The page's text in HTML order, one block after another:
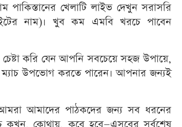
খেলাটি লাইভ দেখুন সরাসরি
নাম)। খুব কম এমবি খরচে পাবেন
করি যেন আপনি সবচেয়ে সহজ উপায়ে,
ম্যাচ উপভোগ করতে পারেন। আপনার জন্যই
আমাদের পাঠকদের জন্য সব ধরনের